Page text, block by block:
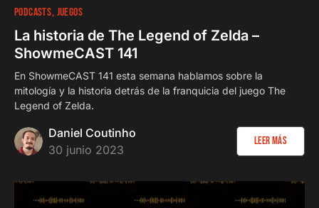
288
PODCASTS JUEGOS
La historia de The Legend of Zelda –
ShowmeCAST 141
En ShowmeCAST 141 esta semana hablamos sobre la
mitología y la historia detrás de la franquicia del juego The
Legend of Zelda.
Daniel Coutinho
30 junio 2023
Leer más